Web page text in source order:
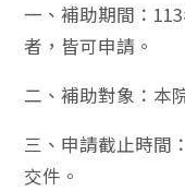
一、補助期間：
者，皆可申請。
二、補助對象：本
三、申請截止時間
交件。